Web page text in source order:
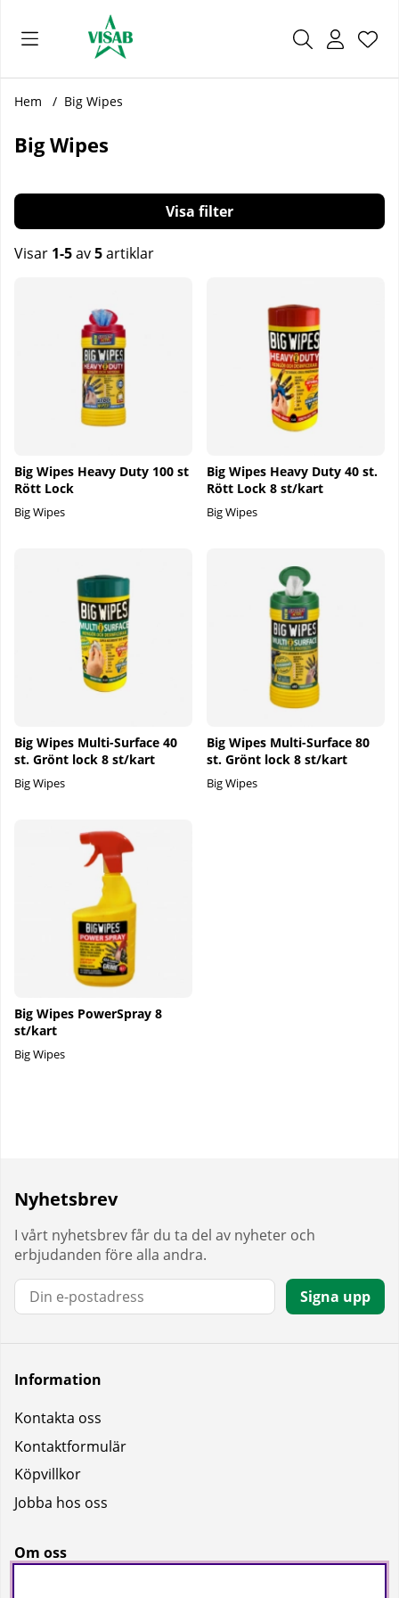
.
Hem Big Wipes
Big Wipes
Filtrera
Visar 1-5av5artiklar
Big Wipes Heavy Duty 100 st
Rött Lock
Big Wipes
Big Wipes Heavy Duty 40 st.
Rött Lock 8 st/kart
Big Wipes
Big Wipes Multi-Surface 40
st. Grönt lock 8 st/kart
Big Wipes
Big Wipes Multi-Surface 80
st. Grönt lock 8 st/kart
Big Wipes
Big Wipes PowerSpray 8
st/kart
Big Wipes
Nyhetsbrev
I vårt nyhetsbrev får du ta del av nyheter och
erbjudanden före alla andra.
E-post:
Signa upp
Information
Kontakta oss
Kontaktformulär
Köpvillkor
Jobba hos oss
Om oss